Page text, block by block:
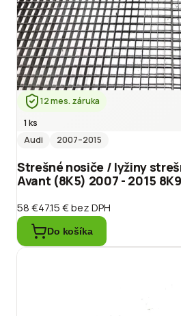
12 mes. záruka
1 ks
Audi
2007–2015
Strešné nosiče / lyžiny
Avant (8K5) 2007 - 2015
58 €47.15 €bez DPH
Do košíka